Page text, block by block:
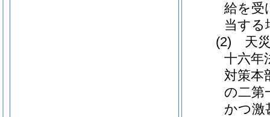
給を受
当する
(2)
天
十六年
対策本
の二第
かつ激